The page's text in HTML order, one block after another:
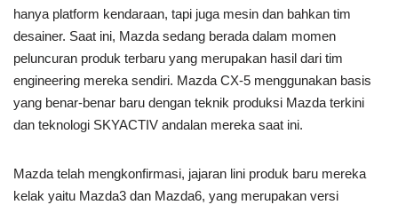
hanya platform kendaraan, tapi juga mesin dan bahkan tim
desainer. Saat ini, Mazda sedang berada dalam momen
peluncuran produk terbaru yang merupakan hasil dari tim
engineering mereka sendiri. Mazda CX-5 menggunakan basis
yang benar-benar baru dengan teknik produksi Mazda terkini
dan teknologi SKYACTIV andalan mereka saat ini.
Mazda telah mengkonfirmasi, jajaran lini produk baru mereka
kelak yaitu Mazda3 dan Mazda6, yang merupakan versi